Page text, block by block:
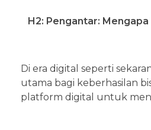
H2: Pengantar:
Di era digital seperti
utama bagi keberhasilan
platform digital untuk